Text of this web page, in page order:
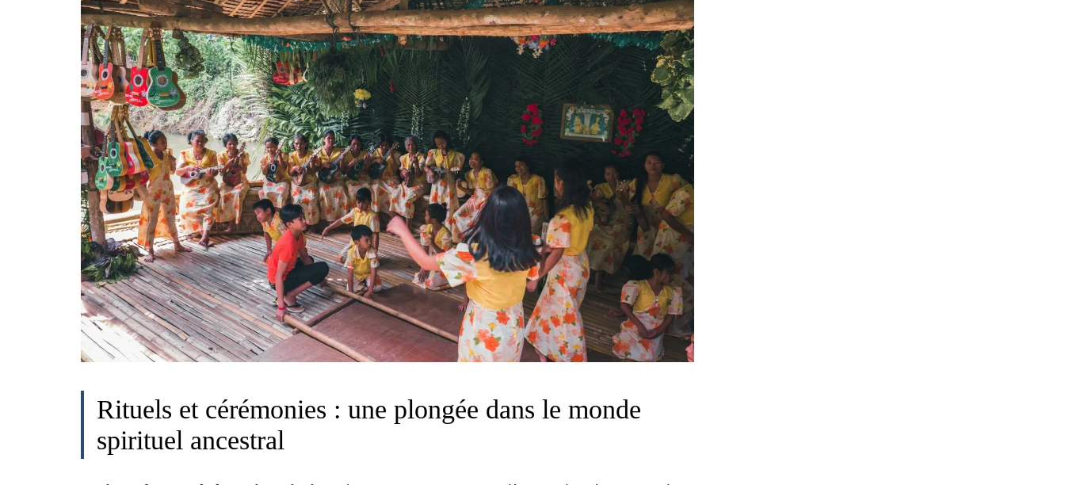
Rituels et cérémonies : une plongée dans le monde
spirituel ancestral